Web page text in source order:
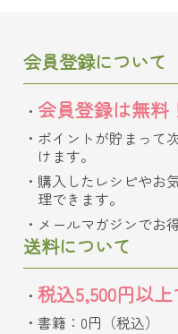
会員登録について
会員登録は無料
ポイントが貯まって
けます。
購入したレシピやお
理できます。
メールマガジンでお
送料について
税込5,500円以
書籍：0円（税込）